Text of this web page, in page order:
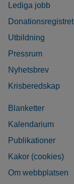
Lediga jobb
Donationsregistret
Utbildning
Pressrum
Nyhetsbrev
Krisberedskap
Blanketter
Kalendarium
Publikationer
Kakor (cookies)
Om webbplatsen